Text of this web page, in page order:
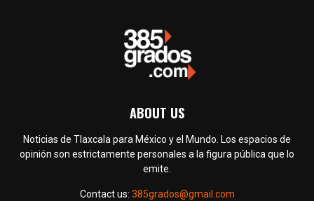
ABOUT US
Noticias de Tlaxcala para México y el Mundo. Los espacios de
opinión son estrictamente personales a la figura pública que lo
emite.
Contact us: 385grados@gmail.com